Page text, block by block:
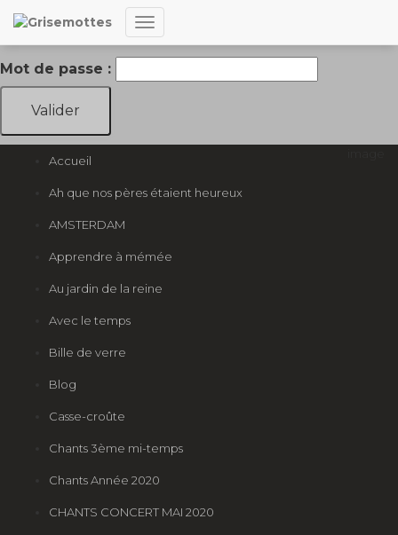
Déplier
la
Cet article est protégé par un mot de passe. Pour le lire,
veuillez saisir votre mot de passe ci-dessous :
Mot de passe :
Accueil
Ah que nos pères étaient heureux
AMSTERDAM
Apprendre à mémée
Au jardin de la reine
Avec le temps
Bille de verre
Blog
Casse-croûte
Chants 3ème mi-temps
Chants Année 2020
CHANTS CONCERT MAI 2020